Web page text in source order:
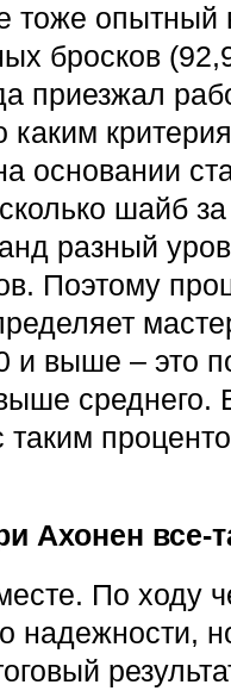
тоже опытный
бросков
приезжал
каким
основании
шайб
разный
Поэтому
и выше – это
среднего.
таким
Ахонен все-
По ходу
надежности,